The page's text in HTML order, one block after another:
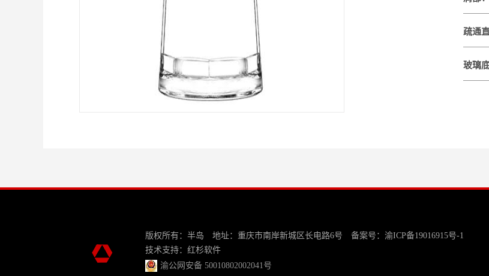
疏通
玻璃
版权所有：半岛 地址：重庆市南岸新城区长电路6号 备案号： 渝ICP备19016915号-1
技术支持： 红杉软件
渝公网安备 50010802002041号